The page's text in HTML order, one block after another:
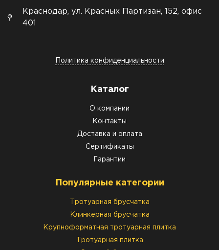
Краснодар, ул. Красных Партизан, 152, офис
401
Политика конфиденциальности
Каталог
О компании
Контакты
Доставка и оплата
Сертификаты
Гарантии
Популярные категории
Тротуарная брусчатка
Клинкерная брусчатка
Крупноформатная тротуарная плитка
Тротуарная плитка